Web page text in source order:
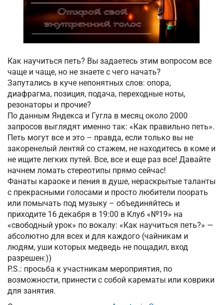
Как научиться петь? Вы задаетесь этим вопросом все
чаще и чаще, но не знаете с чего начать?
Запутались в куче непонятных слов: опора,
диафрагма, позиция, подача, переходные ноты,
резонаторы и прочие?
По данным Яндекса и Гугла в месяц около 2000
запросов выглядят именно так: «Как правильно петь».
Петь могут все и это – правда, если только вы не
закоренелый лентяй со стажем, не находитесь в коме и
не ищите легких путей. Все, все и еще раз все! Давайте
начнем ломать стереотипы прямо сейчас!
Фанаты караоке и пения в душе, нераскрытые таланты
с прекрасными голосами и просто любители поорать
или помычать под музыку – объединяйтесь и
приходите 16 декабря в 19:00 в Клуб «№19» на
«свободный урок» по вокалу: «Как научиться петь?» —
абсолютно для всех и для каждого (чайникам и
людям, уши которых медведь не пощадил, вход
разрешен:))
P.S.: просьба к участникам мероприятия, по
возможности, принести с собой карематы или коврики
для занятия.